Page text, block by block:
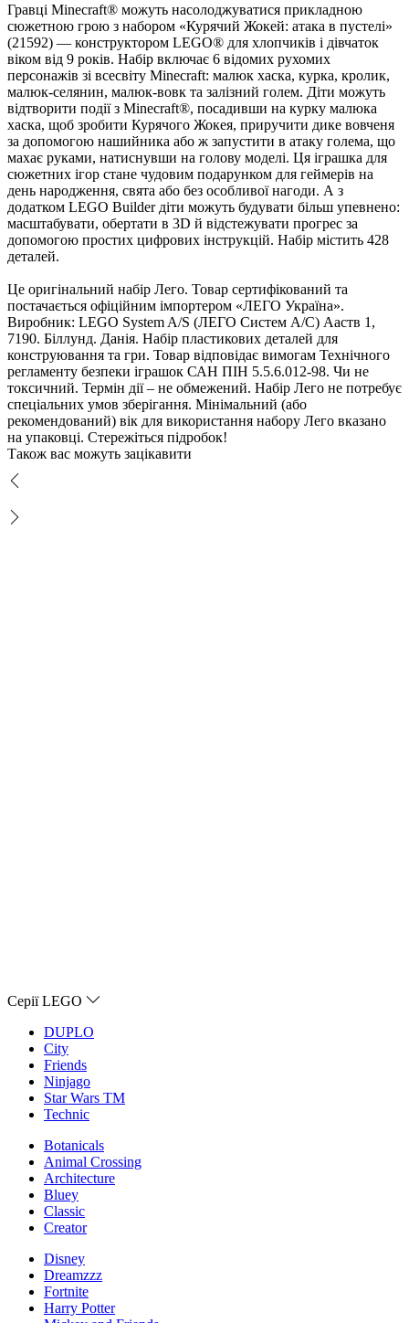
Гравці Minecraft® можуть насолоджуватися прикладною
сюжетною грою з набором «Курячий Жокей: атака в пустелі»
(21592) — конструктором LEGO® для хлопчиків і дівчаток
іком від 9 років. Набір включає 6 відомих рухомих
персонажів зі всесвіту Minecraft: малюк хаска, курка, кролик,
малюк-селянин, малюк-вовк та залізний голем. Діти можуть
ідтворити події з Minecraft®, посадивши на курку малюка
хаска, щоб зробити Курячого Жокея, приручити дике вовченя
за допомогою нашийника або ж запустити в атаку голема, що
махає руками, натиснувши на голову моделі. Ця іграшка для
сюжетних ігор стане чудовим подарунком для геймерів на
день народження, свята або без особливої нагоди. А з
додатком LEGO Builder діти можуть будувати більш упевнено:
масштабувати, обертати в 3D й відстежувати прогрес за
допомогою простих цифрових інструкцій. Набір містить 428
деталей.
Це оригінальний набір Лего. Товар сертифікований та
постачається офіційним імпортером «ЛЕГО Україна».
иробник: LEGO System A/S (ЛЕГО Систем А/С) Ааств 1,
7190. Біллунд. Данія. Набір пластикових деталей для
конструювання та гри. Товар відповідає вимогам Технічного
регламенту безпеки іграшок САН ПІН 5.5.6.012-98. Чи не
токсичний. Термін дії – не обмежений. Набір Лего не потребує
спеціальних умов зберігання. Мінімальний (або
рекомендований) вік для використання набору Лего вказано
на упаковці. Стережіться підробок!
Також вас можуть зацікавити
Серії LEGO
DUPLO
City
Friends
Ninjago
Star Wars TM
Technic
Botanicals
Animal Crossing
Architecture
Bluey
Classic
Creator
Disney
Dreamzzz
Fortnite
Harry Potter